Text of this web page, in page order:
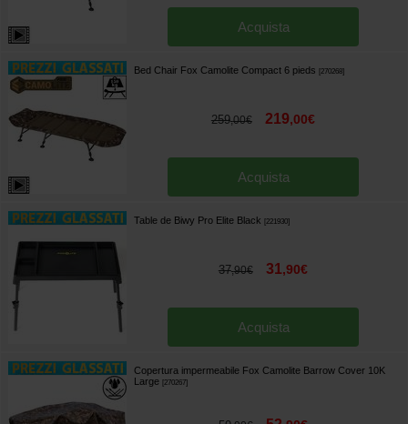
Acquista
Bed Chair Fox Camolite Compact 6 pieds 270268]
259,00€ 219,00€
Acquista
Table de Biwy Pro Elite Black 221930]
37,90€ 31,90€
Acquista
Copertura impermeabile Fox Camolite Barrow Cover 10K
Large
270267]